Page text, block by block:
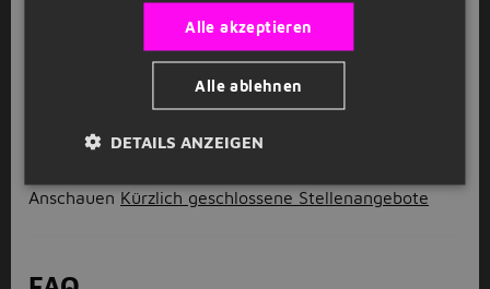
Stuttgart (8km)
2 3 Volgende >
Anschauen Kürzlich geschlossene Stellenangebote
Alle akzeptieren
Alle ablehnen
DETAILS ANZEIGEN